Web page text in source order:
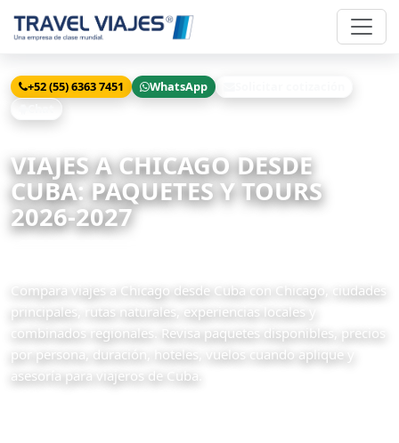
+52 (55) 6363 7451 WhatsApp
VIAJES A CHICAGO DESDE
CUBA: PAQUETES Y TOURS
2026-2027
Compara viajes a Chicago desde Cuba con Chicago, ciudades
principales, rutas naturales, experiencias locales y
combinados regionales. Revisa paquetes disponibles, precios
por persona, duración, hoteles, vuelos cuando aplique y
asesoría para viajeros de Cuba.